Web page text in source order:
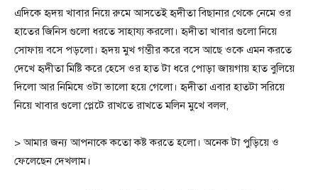
এদিকে হৃদয় খাবার নিয়ে রুমে আসতেই হৃদীতা বিছানার থেকে নেমে ওর
হাতের জিনিস গুলো ধরতে সাহায্য করলো। হৃদীতা খাবার গুলো নিয়ে
সোফায় বসে পড়লো। হৃদয় মুখ গম্ভীর করে বসে আছে ওকে এমন করতে
দেখে হৃদীতা মিষ্টি করে হেসে ওর হাত টা ধরে পোড়া জায়গায় হাত বুলিয়ে
দিলো আর নিমিষে ওটা ভালো হয়ে গেলো। হৃদীতা এবার হাতটা সরিয়ে
নিয়ে খাবার গুলো প্লেটে রাখতে রাখতে মলিন মুখে বলল,
> আমার জন্য আপনাকে কতো কষ্ট করতে হলো। অনেক টা পুড়িয়ে ও
ফেলেছেন দেখলাম।